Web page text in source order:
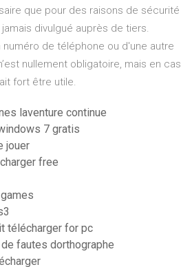
que pour des raisons de sécurité
divulgué auprès de tiers.
numéro de téléphone ou d'une autre
nullement obligatoire, mais en cas
fort être utile.
laventure continue
7 gratis
jouer
free
télécharger for pc
fautes dorthographe